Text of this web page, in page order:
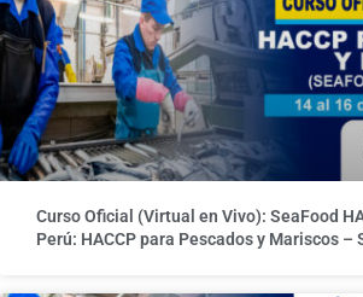
Curso Oficial (Virtual en Vivo): SeaFood
Perú: HACCP para Pescados y Mariscos –